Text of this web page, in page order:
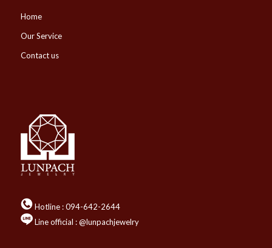
Home
Our Service
Contact us
Hotline :094-642-2644
Line official : @lunpachjewelry